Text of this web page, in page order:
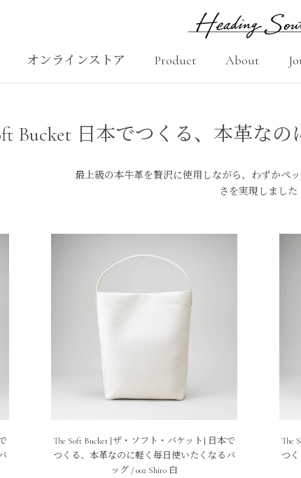
オンラインストア
Product
About
Bucket 日本でつくる、本革な
最上級の本牛革を贅沢に使用しながら、 わずかペ
さを実現しました
The Soft Bucket [ザ・ソフト・バケット] 日本で
つくる、本革なのに軽く毎日使いたくなるバ
ッグ / 002 Shiro 白
The
つ